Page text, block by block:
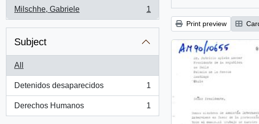
Milschhe, Gabriele
, 1 results
1
Subject
All
Detenidos desaparecidos
, 1 results
1
Derechos Humanos
, 1 results
1
Print preview